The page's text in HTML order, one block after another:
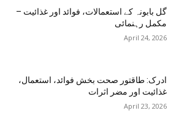
گل بابونہ کے استعمالات، فوائد اور غذائیت –
مکمل رہنمائی
April 24, 2026
ادرک: طاقتور صحت بخش فوائد، استعمال،
غذائیت اور مضر اثرات
April 23, 2026